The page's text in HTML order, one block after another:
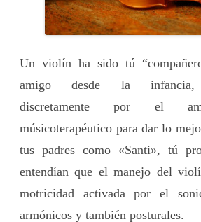
Un violín ha sido tú
amigo desde la infancia,
discretamente por el
músicoterapéutico para dar lo
tus padres como «Santi», tú
entendían que el manejo del
motricidad activada por el
armónicos y también posturales.